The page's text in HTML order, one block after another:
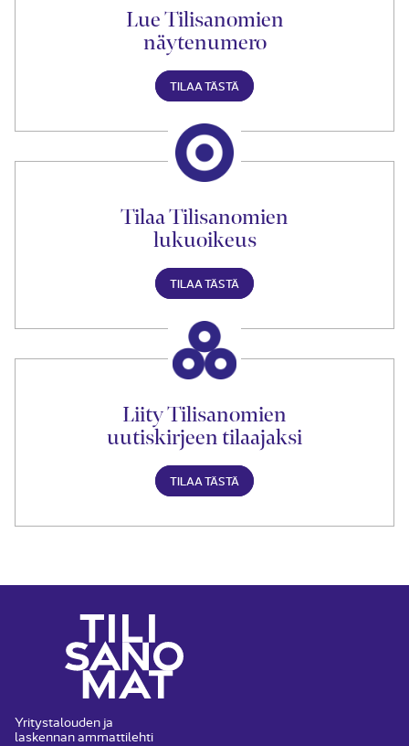
Lue Tilisanomien
näytenumero
TILAA TÄSTÄ
Tilaa Tilisanomien
lukuoikeus
TILAA TÄSTÄ
Liity Tilisanomien
uutiskirjeen tilaajaksi
TILAA TÄSTÄ
Yritystalouden ja
laskennan ammattilehti